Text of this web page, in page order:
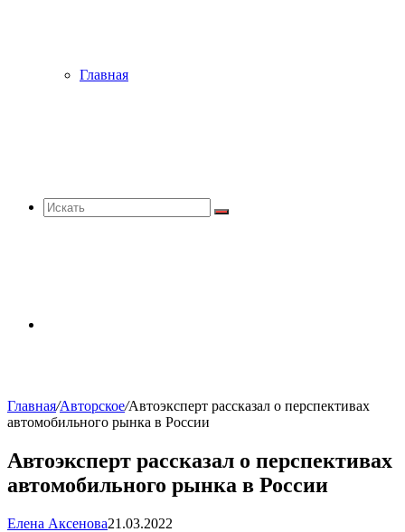
Главная
Искать
Главная/Авторское/Автоэксперт рассказал о перспективах
автомобильного рынка в России
Автоэксперт рассказал о перспективах
автомобильного рынка в России
Елена Аксенова21.03.2022